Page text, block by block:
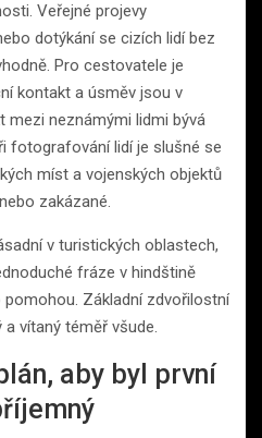
Veřejné projevy
dotýkání se cizích lidí bez
Pro cestovatele je
kontakt a úsměv jsou v
mezi neznámými lidmi bývá
fotografování lidí je slušné se
míst a vojenských objektů
zakázané.
v turistických oblastech,
fráze v hindštině
Základní zdvořilostní
a vítaný téměř všude.
aby byl první